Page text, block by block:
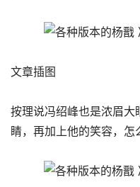
文章插图
按理说冯绍峰也是浓眉大
睛，再加上他的笑容，怎